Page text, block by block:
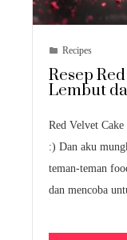
Recipes
Resep
Lembut
Red Velvet
:) Dan aku
teman-teman
dan mencoba